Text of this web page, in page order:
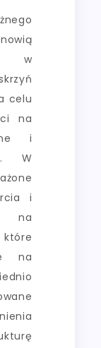
w
celu
na
i
W
i
na
które
na